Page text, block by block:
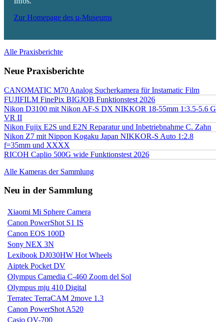
Zur Homepage des µ-Museums
Alle Praxisberichte
Neue Praxisberichte
CANOMATIC M70 Analog Sucherkamera für Instamatic Film
FUJIFILM FinePix BIGJOB Funktionstest 2026
Nikon D3100 mit Nikon AF-S DX NIKKOR 18-55mm 1:3.5-5.6 G
VR II
Nikon Fujix E2S und E2N Reparatur und Inbetriebnahme C. Zahn
Nikon Z7 mit Nippon Kogaku Japan NIKKOR-S Auto 1:2.8
f=35mm und XXXX
RICOH Caplio 500G wide Funktionstest 2026
Alle Kameras der Sammlung
Neu in der Sammlung
Xiaomi Mi Sphere Camera
Canon PowerShot S1 IS
Canon EOS 100D
Sony NEX 3N
Lexibook DJ030HW Hot Wheels
Aiptek Pocket DV
Olympus Camedia C-460 Zoom del Sol
Olympus mju 410 Digital
Terratec TerraCAM 2move 1.3
Canon PowerShot A520
Casio QV-700